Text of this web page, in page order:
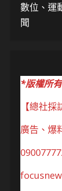
數位、運
聞
*版權所
【總社採
廣告、爆